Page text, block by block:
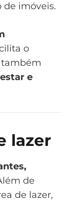
de imóveis.
o
também
e
lazer
de
de lazer,